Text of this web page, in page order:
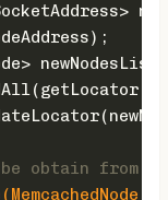
be obtain from
(MemcachedNode